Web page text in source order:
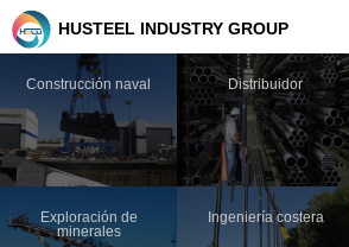
Construcción naval Distribuidor
Exploración de
minerales
Ingeniería costera
HUSTEEL INDUSTRY GROUP